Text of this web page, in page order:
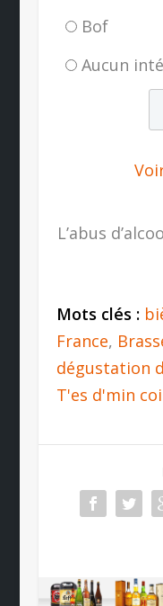
Bof
Aucun
L’abus
Mots clés :
France,
dégustation
T'es d'min